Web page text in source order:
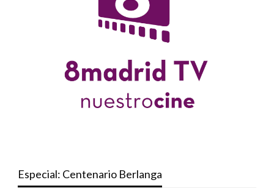
Especial: Centenario Berlanga